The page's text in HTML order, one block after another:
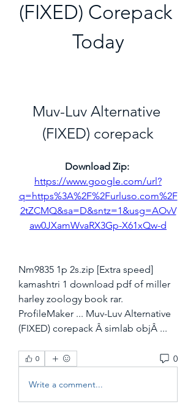
(FIXED) Corepack
Today
Muv-Luv Alternative
(FIXED) corepack
Download Zip:
https://www.google.com/url?
q=https%3A%2F%2Furluso.com%2F
2tZCMQ&sa=D&sntz=1&usg=AOvV
aw0JXamWvaRX3Gp-X61xQw-d
Nm9835 1p 2s.zip [Extra speed]
kamashtri 1 download pdf of miller
harley zoology book rar.
ProfileMaker ... Muv-Luv Alternative
(FIXED) corepack Â simlab objÂ ...
0 0
Write a comment...